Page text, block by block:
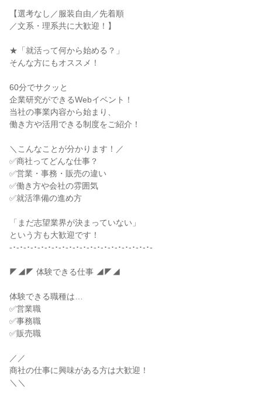
【選考なし／服装自由／先着順
／文系・理系共に大歓迎！】
★「就活って何から始める？」
そんな方にもオススメ！
60分でサクッと
企業研究ができるWebイベント！
当社の事業内容から始まり、
働き方や活用できる制度をご紹介！
＼こんなことが分かります！／
✅商社ってどんな仕事？
✅営業・事務・販売の違い
✅働き方や会社の雰囲気
✅就活準備の進め方
「まだ志望業界が決まっていない」
という方も大歓迎です！
-･-･-･-･-･-･-･-･-･-･-･-･-･-･-･-･-･-･-･-･-
◤◢◤ 体験できる仕事 ◢◤◢
体験できる職種は…
✅営業職
✅事務職
✅販売職
／／
商社の仕事に興味がある方は大歓迎！
＼＼